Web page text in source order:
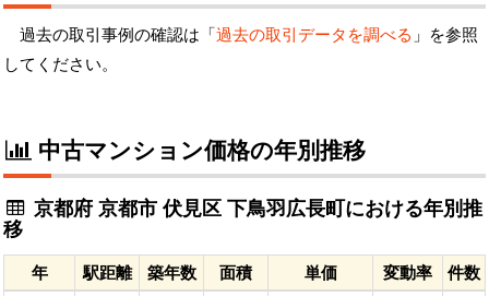
過去の取引事例の確認は「過去の取引データを調べる 」を参照
してください。
中古マンション価格の年別推移
京都府 京都市 伏見区 下鳥羽広長町における年別推
移
年 駅距離 築年数 面積 単価 変動率 件数